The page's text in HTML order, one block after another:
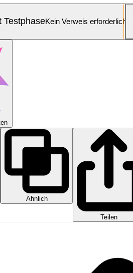
TestphaseKein Verweis erforderlich
Ähnlich
Teilen